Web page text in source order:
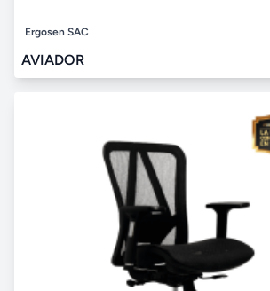
Ergosen SAC
AVIADOR